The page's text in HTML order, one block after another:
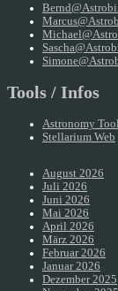
Tools / Infos
Astronomy
Stellarium Web
August 2026
Juli 2026
Juni 2026
Mai 2026
April 2026
März 2026
Februar 2026
Januar 2026
Dezember 2025